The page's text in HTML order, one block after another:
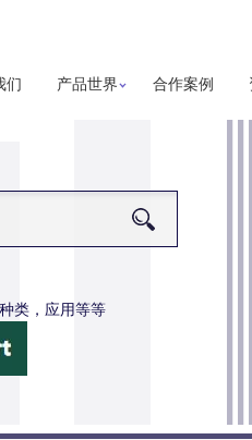
们 产品世界 合作案例
类，应用等等